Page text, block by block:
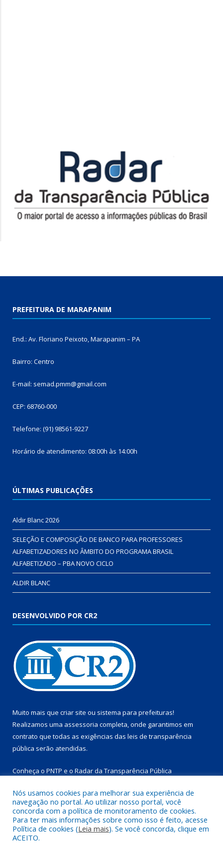
PREFEITURA DE MARAPANIM
End.: Av. Floriano Peixoto, Marapanim – PA
Bairro: Centro
E-mail: semad.pmm@gmail.com
CEP: 68760-000
Telefone: (91) 98561-9227
Horário de atendimento: 08:00h às 14:00h
ÚLTIMAS PUBLICAÇÕES
Aldir Blanc 2026
SELEÇÃO E COMPOSIÇÃO DE BANCO PARA PROFESSORES
ALFABETIZADORES NO ÂMBITO DO PROGRAMA BRASIL
ALFABETIZADO – PBA NOVO CICLO
ALDIR BLANC
DESENVOLVIDO POR CR2
Muito mais que criar site ou sistema para prefeituras!
Realizamos uma assessoria completa, onde garantimos em
contrato que todas as exigências das leis de transparência
pública serão atendidas.
Conheça o PNTP e o Radar da Transparência Pública
Todos os direitos reservados a Prefeitura Municipal de
Marapanim.
Nós usamos cookies para melhorar sua experiência de
navegação no portal. Ao utilizar nosso portal, você
concorda com a política de monitoramento de cookies.
Para ter mais informações sobre como isso é feito, acesse
Política de cookies (Leia mais). Se você concorda, clique em
ACEITO.